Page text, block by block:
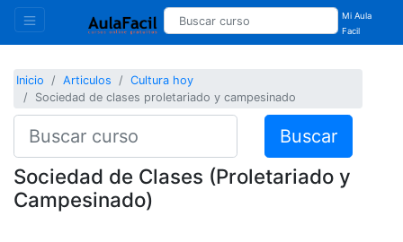
Mi Aula
Facil
Inicio Articulos
Cultura hoy
Sociedad de clases proletariado y campesinado
Buscar
Sociedad de Clases (Proletariado y
Campesinado)